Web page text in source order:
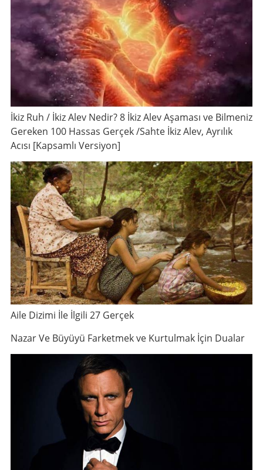
İkiz Ruh / İkiz Alev Nedir? 8 İkiz Alev Aşaması ve Bilmeniz
Gereken 100 Hassas Gerçek /Sahte İkiz Alev, Ayrılık
Acısı [Kapsamlı Versiyon]
Aile Dizimi İle İlgili 27 Gerçek
Nazar Ve Büyüyü Farketmek ve Kurtulmak İçin Dualar